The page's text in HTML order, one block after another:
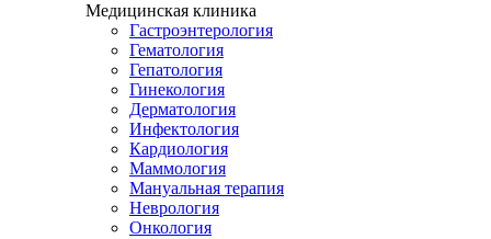
Медицинская клиника
Гастроэнтерология
Гематология
Гепатология
Гинекология
Дерматология
Инфектология
Кардиология
Маммология
Мануальная терапия
Неврология
Онкология